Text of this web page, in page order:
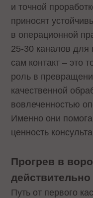
и точной
приносят
в операционной
25-30 каналов
сам контакт – это
роль в
качественной
вовлеченностью
Именно они
ценность
Прогрев в
действительно
Путь от первого